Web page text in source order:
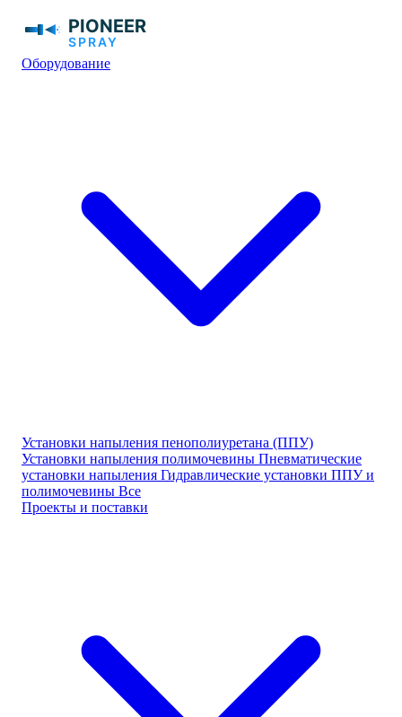
Оборудование
Установки напыления пенополиуретана (ППУ)
Установки напыления полимочевины Пневматические
установки напыления Гидравлические установки ППУ и
полимочевины Все
Проекты и поставки